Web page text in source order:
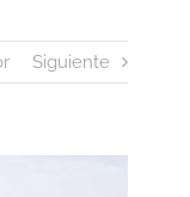
Siguiente